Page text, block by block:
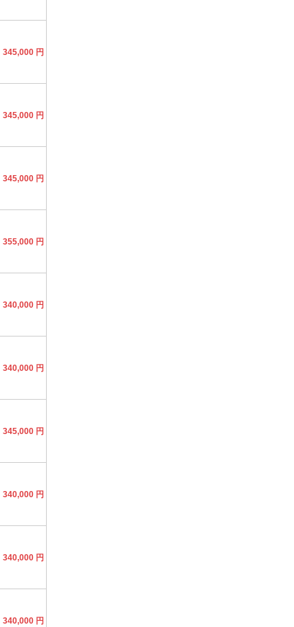
345,000 円
345,000 円
345,000 円
355,000 円
340,000 円
340,000 円
345,000 円
340,000 円
340,000 円
340,000 円